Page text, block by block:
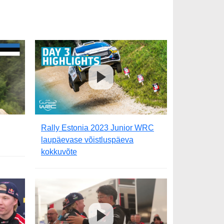
Rally Estonia 2023 Junior WRC
laupäevase võistluspäeva
kokkuvõte